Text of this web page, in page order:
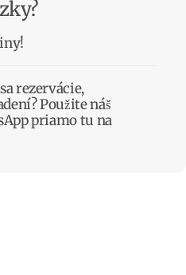
rezervácie,
Použite náš
priamo tu na